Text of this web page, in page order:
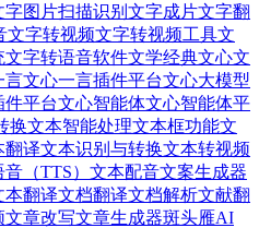
字图片扫描识别 文字成片文字翻
文字转视频文字转视频工具文
文字转语音软件文学经典文心文
言文心一言插件平台文心大模型
件平台文心智能体文心智能体平
换文本智能处理文本框功能文
翻译文本识别与转换文本转视频
（TTS） 文本配音文案生成器
本翻译文档翻译文档解析文献翻
文章改写文章生成器斑头雁AI